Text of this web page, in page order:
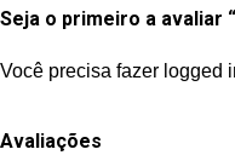
Avaliações
Seja o primeiro a avaliar
Você precisa fazer logged